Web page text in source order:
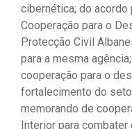
cibernética; do acordo
Cooperação para o
Protecção Civil
para a mesma
cooperação para o
fortalecimento do
memorando de
Interior para